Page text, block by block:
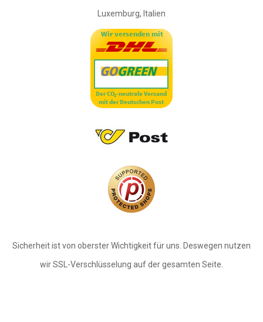
Luxemburg, Italien
Sicherheit ist von oberster Wichtigkeit für uns. Deswegen nutzen
wir SSL-Verschlüsselung auf der gesamten Seite.